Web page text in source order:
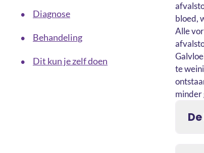
• Diagnose
• Behandeling
• Dit kun je zelf doen
bloed,
Alle
te
minder